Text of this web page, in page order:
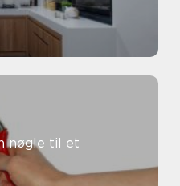
nøgle til et